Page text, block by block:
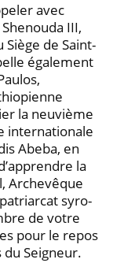
avec
III,
Siège de Saint-
également
la neuvième
inter­nationale
Abeba, en
la
Archevêque
syro-
de votre
pour le repos
Seigneur.